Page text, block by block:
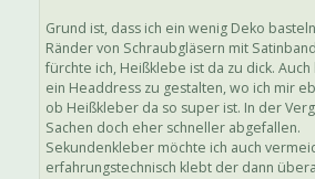
Grund ist, dass ich ein wenig Deko
Ränder von Schraubgläsern mit
fürchte ich, Heißklebe ist da zu dick.
ein Headdress zu gestalten, wo ich mir
ob Heißkleber da so super ist. In der
Sachen doch eher schneller abgefallen.
Sekundenkleber möchte ich auch
erfahrungstechnisch klebt der dann